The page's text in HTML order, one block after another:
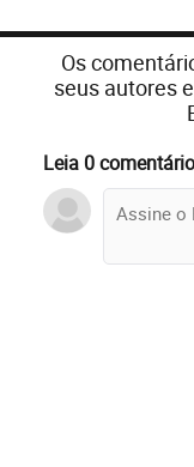
Os
seus autores
Leia 0